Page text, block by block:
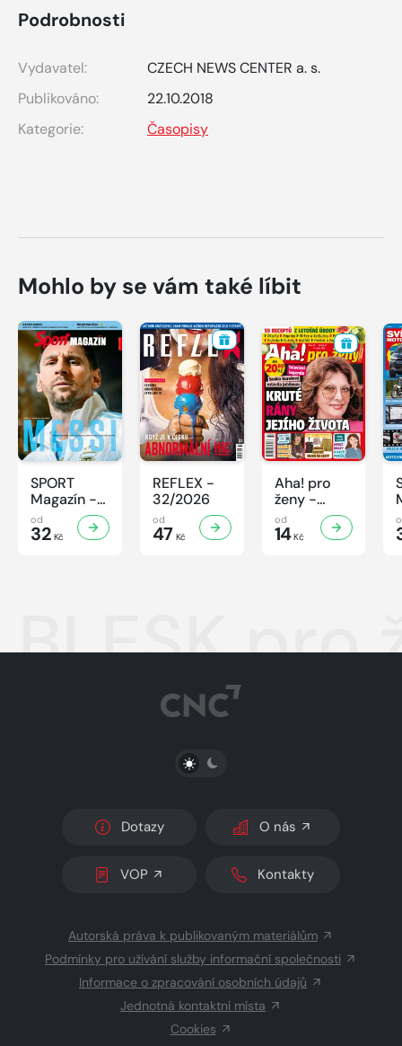
Podrobnosti
Vydavatel:
CZECH NEWS CENTER a. s.
Publikováno:
22.10.2018
Kategorie:
Časopisy
Mohlo by se vám také líbit
SPORT
Magazín -
32/2026
od
32 Kč
REFLEX -
32/2026
od
47 Kč
Aha! pro
ženy -
32/2026
od
14Kč
BLESK
PŘEPNOUT SVĚTLÝ/TMAVÝ REŽIM
Dotazy O nás
VOP Kontakty
Autorská práva k publikovaným materiálům
Podmínky pro užívání služby informační společnosti
Informace o zpracování osobních údajů
Jednotná kontaktní místa
Cookies